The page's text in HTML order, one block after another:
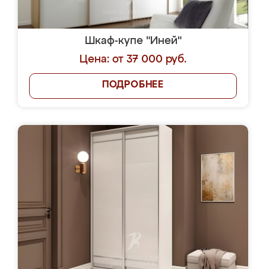
Шкаф-купе "Иней"
Цена: от 37 000 руб.
ПОДРОБНЕЕ